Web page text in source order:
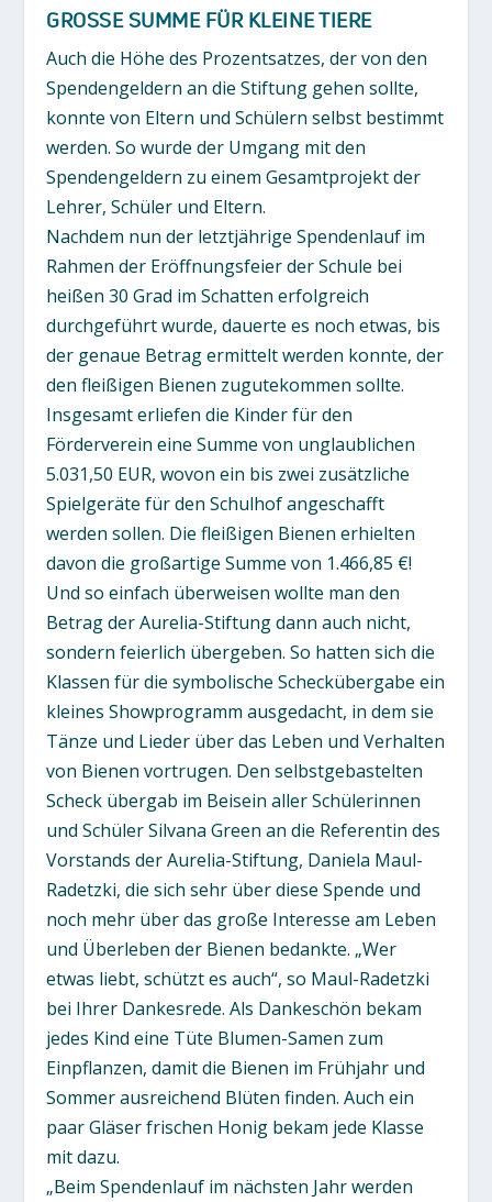
GROSSE SUMME FÜR KLEINE TIERE
Auch die Höhe des Prozentsatzes, der von den
Spendengeldern an die Stiftung gehen sollte,
konnte von Eltern und Schülern selbst bestimmt
werden. So wurde der Umgang mit den
Spendengeldern zu einem Gesamtprojekt der
Lehrer, Schüler und Eltern.
Nachdem nun der letztjährige Spendenlauf im
Rahmen der Eröffnungsfeier der Schule bei
heißen 30 Grad im Schatten erfolgreich
durchgeführt wurde, dauerte es noch etwas, bis
der genaue Betrag ermittelt werden konnte, der
den fleißigen Bienen zugutekommen sollte.
Insgesamt erliefen die Kinder für den
Förderverein eine Summe von unglaublichen
5.031,50 EUR, wovon ein bis zwei zusätzliche
Spielgeräte für den Schulhof angeschafft
werden sollen. Die fleißigen Bienen erhielten
davon die großartige Summe von 1.466,85 €!
Und so einfach überweisen wollte man den
Betrag der Aurelia-Stiftung dann auch nicht,
sondern feierlich übergeben. So hatten sich die
Klassen für die symbolische Scheckübergabe ein
kleines Showprogramm ausgedacht, in dem sie
Tänze und Lieder über das Leben und Verhalten
von Bienen vortrugen. Den selbstgebastelten
Scheck übergab im Beisein aller Schülerinnen
und Schüler Silvana Green an die Referentin des
Vorstands der Aurelia-Stiftung, Daniela Maul-
Radetzki, die sich sehr über diese Spende und
noch mehr über das große Interesse am Leben
und Überleben der Bienen bedankte. „Wer
etwas liebt, schützt es auch“, so Maul-Radetzki
bei Ihrer Dankesrede. Als Dankeschön bekam
jedes Kind eine Tüte Blumen-Samen zum
Einpflanzen, damit die Bienen im Frühjahr und
Sommer ausreichend Blüten finden. Auch ein
paar Gläser frischen Honig bekam jede Klasse
mit dazu.
„Beim Spendenlauf im nächsten Jahr werden